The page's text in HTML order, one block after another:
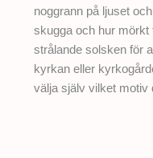
noggrann på ljuset
skugga och hur mörkt
strålande solsken för
kyrkan eller
välja själv vilket motiv